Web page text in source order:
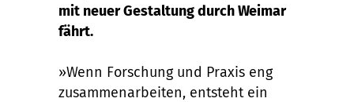
mit neuer Gestaltung durch Weimar
fährt.
»Wenn Forschung und Praxis eng
zusammenarbeiten, entsteht ein